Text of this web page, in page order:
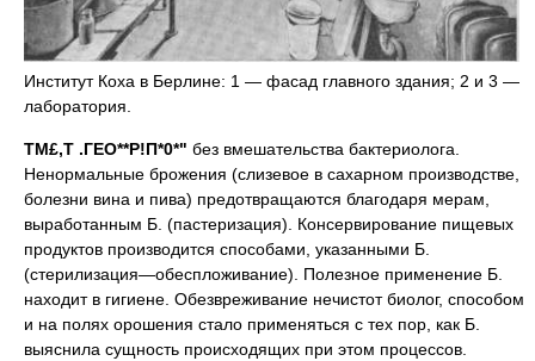
Институт Коха в Берлине: 1 — фасад главного здания; 2 и 3 —
лаборатория.
ТМ£,Т .ГЕО**Р!П*0*" без вмешательства бактериолога.
Ненормальные брожения (слизевое в сахарном производстве,
болезни вина и пива) предотвращаются благодаря мерам,
выработанным Б. (пастеризация). Консервирование пищевых
продуктов производится способами, указанными Б.
(стерилизация—обеспложивание). Полезное применение Б.
находит в гигиене. Обезвреживание нечистот биолог, способом
и на полях орошения стало применяться с тех пор, как Б.
выяснила сущность происходящих при этом процессов.